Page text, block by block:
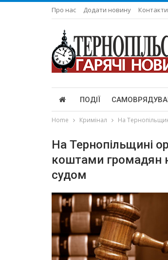
Про нас Додати новину Контакти
ПОДІЇ
Home Кримінал На
На Тернопільщині
коштами громадян
судом